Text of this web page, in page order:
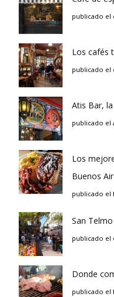
publicado el
Los cafés
publicado el
Atis Bar,
publicado el
Los
Buenos
publicado el
San Telmo
publicado el
Donde
publicado el